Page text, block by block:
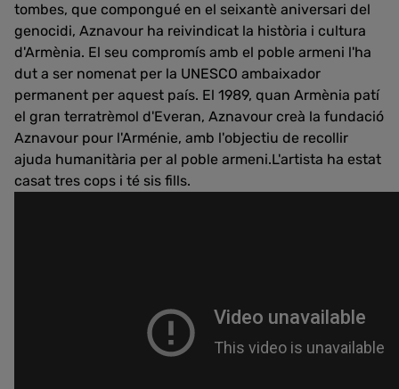
tombes, que compongué en el seixantè aniversari del
genocidi, Aznavour ha reivindicat la història i cultura
d'Armènia. El seu compromís amb el poble armeni l'ha
dut a ser nomenat per la UNESCO ambaixador
permanent per aquest país. El 1989, quan Armènia patí
el gran terratrèmol d'Everan, Aznavour creà la fundació
Aznavour pour l'Arménie, amb l'objectiu de recollir
ajuda humanitària per al poble armeni.L'artista ha estat
casat tres cops i té sis fills.